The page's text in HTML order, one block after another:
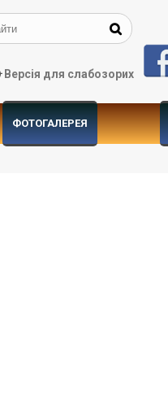
Версія для слабозорих
ФОТОГАЛЕРЕЯ